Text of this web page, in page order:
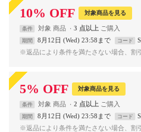
10% OFF 対象商品を見る
条件 対象 商品 3 点以上
期間 8月12日 (Wed) 23:58まで コード
※返品により条件を満たさない場合、割
5% OFF 対象商品を見る
条件 対象 商品 2 点以上
期間 8月12日 (Wed) 23:58まで コード
※返品により条件を満たさない場合、割